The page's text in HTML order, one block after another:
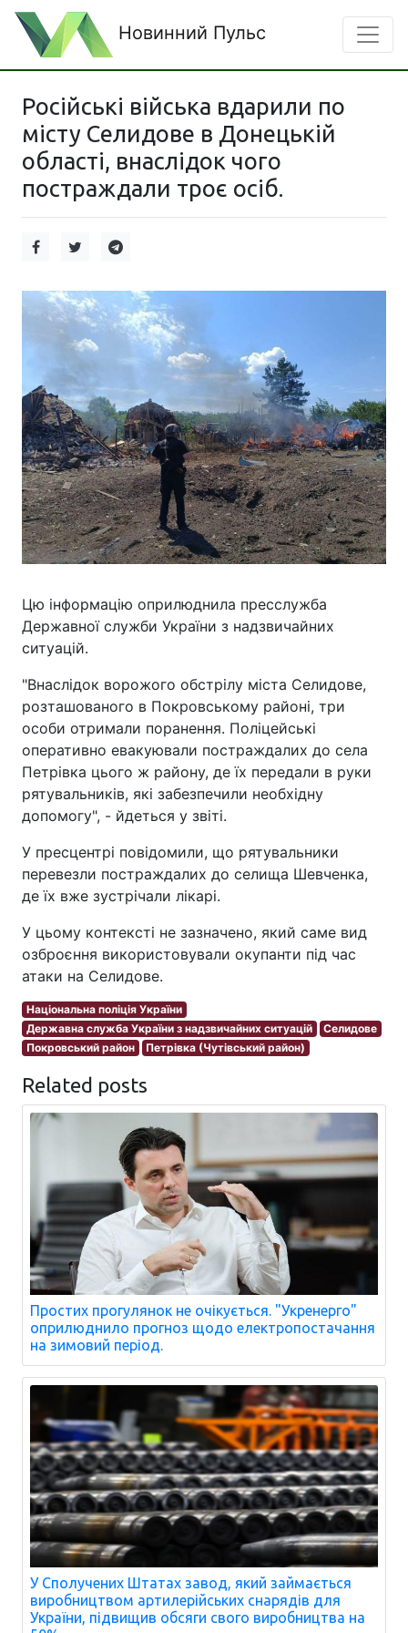
Новинний Пульс
Російські війська вдарили по
місту Селидове в Донецькій
області, внаслідок чого
постраждали троє осіб.
Цю інформацію оприлюднила пресслужба
Державної служби України з надзвичайних
ситуацій.
"Внаслідок ворожого обстрілу міста Селидове,
розташованого в Покровському районі, три
особи отримали поранення. Поліцейські
оперативно евакуювали постраждалих до села
Петрівка цього ж району, де їх передали в руки
рятувальників, які забезпечили необхідну
допомогу", - йдеться у звіті.
У пресцентрі повідомили, що рятувальники
перевезли постраждалих до селища Шевченка,
де їх вже зустрічали лікарі.
У цьому контексті не зазначено, який саме вид
озброєння використовували окупанти під час
атаки на Селидове.
Національна поліція України
Державна служба України з надзвичайних ситуацій
Селидове
Покровський район
Петрівка (Чутівський район)
Related posts
Простих прогулянок не очікується. "Укренерго"
оприлюднило прогноз щодо електропостачання
на зимовий період.
У Сполучених Штатах завод, який займається
виробництвом артилерійських снарядів для
України, підвищив обсяги свого виробництва на